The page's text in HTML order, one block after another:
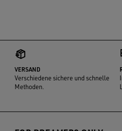
VERSAND
Verschiedene sichere und schnelle
Methoden.